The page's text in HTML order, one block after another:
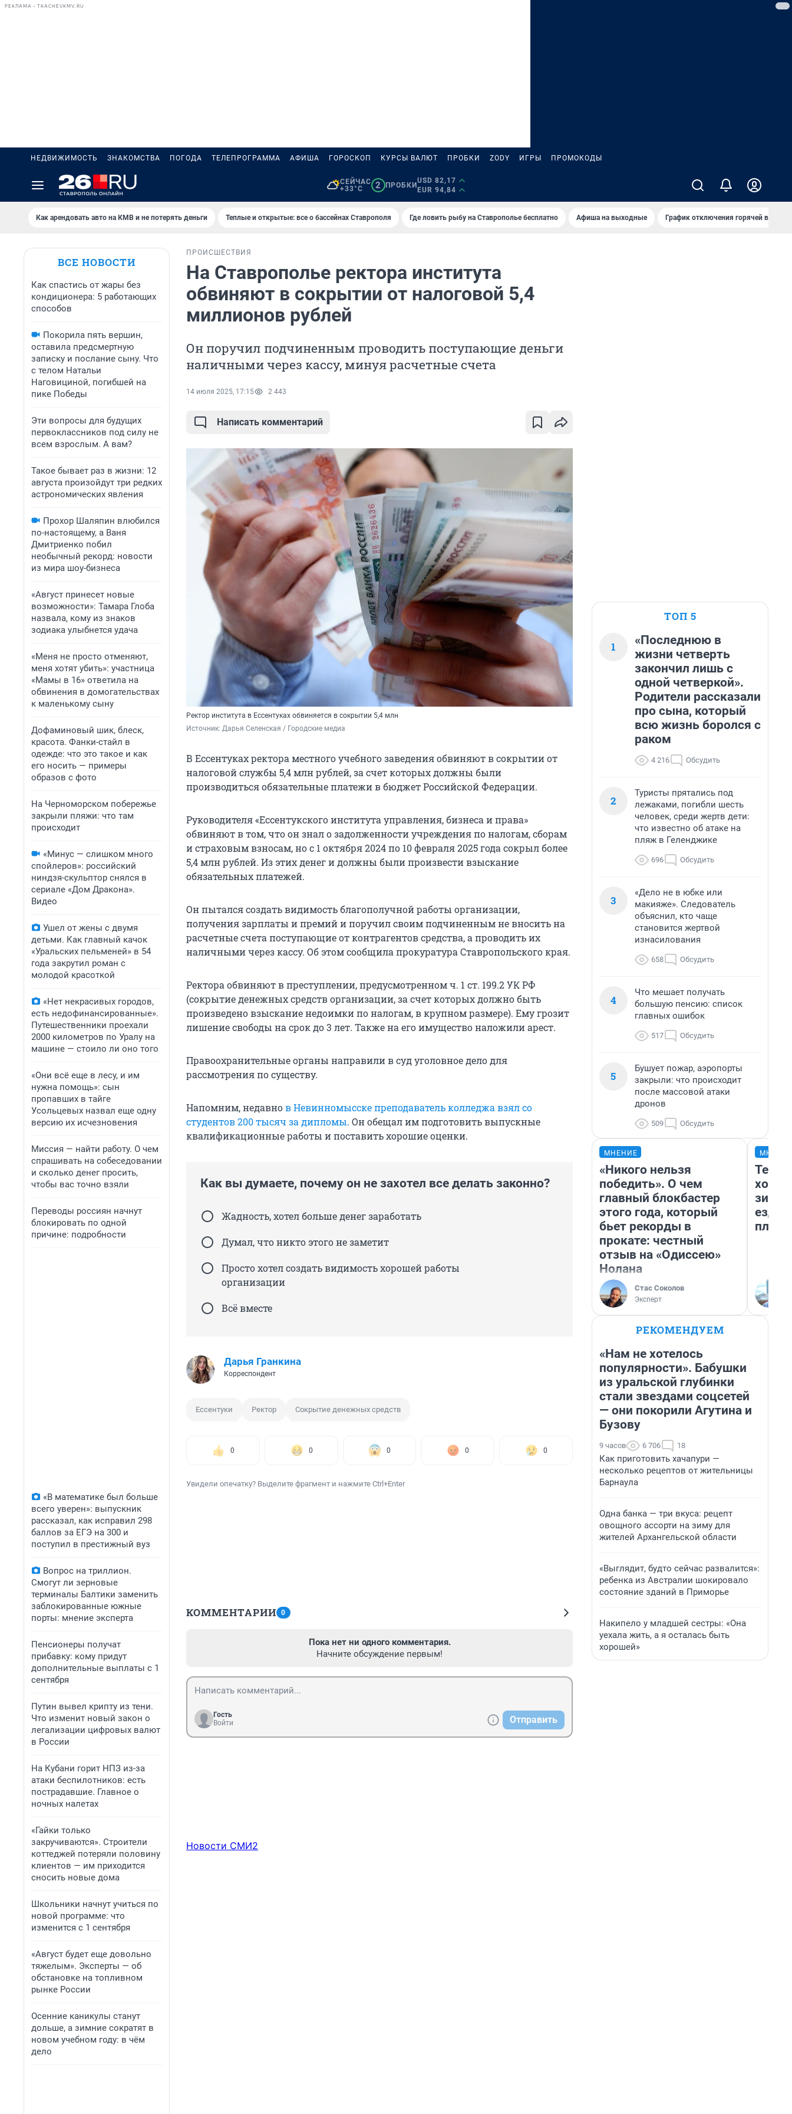
РЕКЛАМА • TKACHEVKMV.RU
НЕДВИЖИМОСТЬ ЗНАКОМСТВА ПОГОДА ТЕЛЕПРОГРАММА АФИША ГОРОСКОП КУРСЫ ВАЛЮТ ПРОБКИ ZODY ИГРЫ ПРОМОКОДЫ
СЕЙЧАС
+33°C
2 ПРОБКИ
USD 82,17
EUR 94,84
Как арендовать авто на КМВ и не потерять деньги Теплые и открытые: все о бассейнах Ставрополя Где ловить рыбу на Ставрополье бесплатно Афиша на выходные График отключения горячей воды в
ВСЕ НОВОСТИ
Как спастись от жары без
кондиционера: 5 работающих
способов
Покорила пять вершин,
оставила предсмертную
записку и послание сыну. Что
с телом Натальи
Наговициной, погибшей на
пике Победы
Эти вопросы для будущих
первоклассников под силу не
всем взрослым. А вам?
Такое бывает раз в жизни: 12
августа произойдут три редких
астрономических явления
Прохор Шаляпин влюбился
по-настоящему, а Ваня
Дмитриенко побил
необычный рекорд: новости
из мира шоу-бизнеса
«Август принесет новые
возможности»: Тамара Глоба
назвала, кому из знаков
зодиака улыбнется удача
«Меня не просто отменяют,
меня хотят убить»: участница
«Мамы в 16» ответила на
обвинения в домогательствах
к маленькому сыну
Дофаминовый шик, блеск,
красота. Фанки-стайл в
одежде: что это такое и как
его носить — примеры
образов с фото
На Черноморском побережье
закрыли пляжи: что там
происходит
«Минус — слишком много
спойлеров»: российский
ниндзя-скульптор снялся в
сериале «Дом Дракона».
Видео
Ушел от жены с двумя
детьми. Как главный качок
«Уральских пельменей» в 54
года закрутил роман с
молодой красоткой
«Нет некрасивых городов,
есть недофинансированные».
Путешественники проехали
2000 километров по Уралу на
машине — стоило ли оно того
«Они всё еще в лесу, и им
нужна помощь»: сын
пропавших в тайге
Усольцевых назвал еще одну
версию их исчезновения
Миссия — найти работу. О чем
спрашивать на собеседовании
и сколько денег просить,
чтобы вас точно взяли
Переводы россиян начнут
блокировать по одной
причине: подробности
«В математике был больше
всего уверен»: выпускник
рассказал, как исправил 298
баллов за ЕГЭ на 300 и
поступил в престижный вуз
Вопрос на триллион.
Смогут ли зерновые
терминалы Балтики заменить
заблокированные южные
порты: мнение эксперта
Пенсионеры получат
прибавку: кому придут
дополнительные выплаты с 1
сентября
Путин вывел крипту из тени.
Что изменит новый закон о
легализации цифровых валют
в России
На Кубани горит НПЗ из-за
атаки беспилотников: есть
пострадавшие. Главное о
ночных налетах
«Гайки только
закручиваются». Строители
коттеджей потеряли половину
клиентов — им приходится
сносить новые дома
Школьники начнут учиться по
новой программе: что
изменится с 1 сентября
«Август будет еще довольно
тяжелым». Эксперты — об
обстановке на топливном
рынке России
Осенние каникулы станут
дольше, а зимние сократят в
новом учебном году: в чём
дело
ПРОИСШЕСТВИЯ
На Ставрополье ректора института
обвиняют в сокрытии от налоговой 5,4
миллионов рублей
Он поручил подчиненным проводить поступающие деньги
наличными через кассу, минуя расчетные счета
14 июля 2025, 17:15 2 443
Написать комментарий
Ректор института в Ессентуках обвиняется в сокрытии 5,4 млн
Источник: Дарья Селенская / Городские медиа
В Ессентуках ректора местного учебного заведения обвиняют в сокрытии от
налоговой службы 5,4 млн рублей, за счет которых должны были
производиться обязательные платежи в бюджет Российской Федерации.
Руководителя «Ессентукского института управления, бизнеса и права»
обвиняют в том, что он знал о задолженности учреждения по налогам, сборам
и страховым взносам, но с 1 октября 2024 по 10 февраля 2025 года сокрыл более
5,4 млн рублей. Из этих денег и должны были произвести взыскание
обязательных платежей.
Он пытался создать видимость благополучной работы организации,
получения зарплаты и премий и поручил своим подчиненным не вносить на
расчетные счета поступающие от контрагентов средства, а проводить их
наличными через кассу. Об этом сообщила прокуратура Ставропольского края.
Ректора обвиняют в преступлении, предусмотренном ч. 1 ст. 199.2 УК РФ
(сокрытие денежных средств организации, за счет которых должно быть
произведено взыскание недоимки по налогам, в крупном размере). Ему грозит
лишение свободы на срок до 3 лет. Также на его имущество наложили арест.
Правоохранительные органы направили в суд уголовное дело для
рассмотрения по существу.
Напомним, недавнов Невинномысске преподаватель колледжа взял со
студентов 200 тысяч за дипломы. Он обещал им подготовить выпускные
квалификационные работы и поставить хорошие оценки.
Как вы думаете, почему он не захотел все делать законно?
Жадность, хотел больше денег заработать
Думал, что никто этого не заметит
Просто хотел создать видимость хорошей работы
организации
Всё вместе
Дарья Гранкина
Корреспондент
Ессентуки Ректор Сокрытие денежных средств
0 0 0 0 0
Увидели опечатку? Выделите фрагмент и нажмите Ctrl+Enter
КОММЕНТАРИИ 0
Пока нет ни одного комментария.
Начните обсуждение первым!
Гость
Войти
Отправить
Новости СМИ2
ТОП 5
1
«Последнюю в
жизни четверть
закончил лишь с
одной четверкой».
Родители рассказали
про сына, который
всю жизнь боролся с
раком
4 216 Обсудить
2
Туристы прятались под
лежаками, погибли шесть
человек, среди жертв дети:
что известно об атаке на
пляж в Геленджике
696 Обсудить
3
«Дело не в юбке или
макияже». Следователь
объяснил, кто чаще
становится жертвой
изнасилования
658 Обсудить
4
Что мешает получать
большую пенсию: список
главных ошибок
517 Обсудить
5
Бушует пожар, аэропорты
закрыли: что происходит
после массовой атаки
дронов
509 Обсудить
МНЕНИЕ
«Никого нельзя
победить». О чем
главный блокбастер
этого года, который
бьет рекорды в
прокате: честный
отзыв на «Одиссею»
Нолана
Стас Соколов
Эксперт
ездит
РЕКОМЕНДУЕМ
«Нам не хотелось
популярности». Бабушки
из уральской глубинки
стали звездами соцсетей
— они покорили Агутина и
Бузову
9 часов 6 706 18
Как приготовить хачапури —
несколько рецептов от жительницы
Барнаула
Одна банка — три вкуса: рецепт
овощного ассорти на зиму для
жителей Архангельской области
«Выглядит, будто сейчас развалится»:
ребенка из Австралии шокировало
состояние зданий в Приморье
Накипело у младшей сестры: «Она
уехала жить, а я осталась быть
хорошей»